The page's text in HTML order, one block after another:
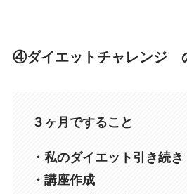
④ダイエットチャレンジ
３ヶ月ですること
・私のダイエット引き続き
・講座作成